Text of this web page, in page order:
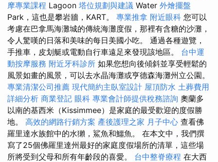
摩專業課程 Lagoon 塔位規劃與建議 Water 外燴擺盤
Park，這也是攀岩牆，KART。 專業推拿 附近眼科 您可以
考慮在巴拿馬海灘城的傳統海灘度假，那裡有含糖的沙灘，
令人驚嘆的日落和美味的每日美國小吃。 通過各種遊覽，
手推車，皮划艇或電動自行車遠足來發現該地區。 台中運
動按摩服務 附近牙科診所 如果您想向後傾斜並享受輕鬆的
風景如畫的風景，可以去水晶海灘或亨德森海灘州立公園。
專業清潔公司推薦 現代簡約主臥室設計 屋頂防水 土葬費用
詳細分析 商業登記 眼科 專業會計師提供稅務諮詢 奧蘭多
以南的基西米（Kissimmee）是家庭的最受歡迎的度假勝
地。 高效的網路行銷方案 產後護理之家 月子中心 查看佛
羅里達水族館中的水獺，鯊魚和鱷魚。 在本文中，我們撰
寫了25個佛羅里達州最好的家庭度假場所的清單，這些場
所將受到父母和所有年齡段的喜愛。 台中整脊療程 在大西